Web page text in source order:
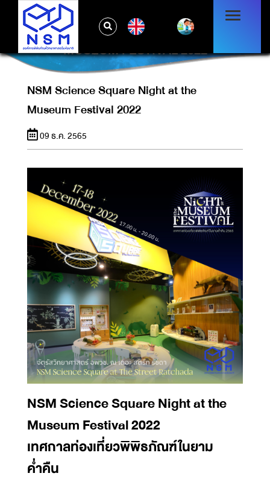
NSM SCIENCE SQUARE NIGHT AT THE
MUSEUM FESTIVAL 2022
NSM Science Square Night at the
Museum Festival 2022
09 ธ.ค. 2565
NSM Science Square Night at the
Museum Festival 2022
เทศกาลท่องเที่ยวพิพิธภัณฑ์ในยาม
ค่ำคืน